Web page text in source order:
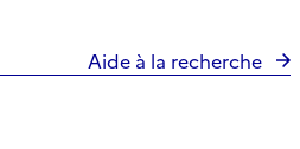
Aide à la recherche